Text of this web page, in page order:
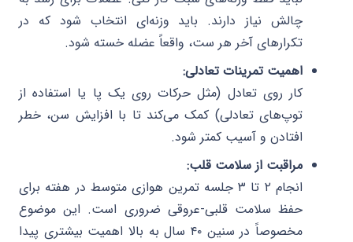
چالش نیاز دارند. باید وزنه‌ای انتخاب شود که در
تکرارهای آخر هر ست، واقعاً عضله خسته شود.
اهمیت تمرینات تعادلی:
کار روی تعادل (مثل حرکات روی یک پا یا استفاده از
توپ‌های تعادلی) کمک می‌کند تا با افزایش سن، خطر
افتادن و آسیب کمتر شود.
مراقبت از سلامت قلب:
انجام ۲ تا ۳ جلسه تمرین هوازی متوسط در هفته برای
حفظ سلامت قلبی-عروقی ضروری است. این موضوع
مخصوصاً در سنین ۴۰ سال به بالا اهمیت بیشتری پیدا